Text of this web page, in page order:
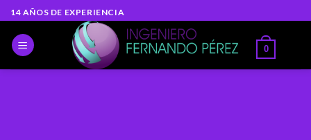
Skip
to
content
14 AÑOS DE EXPERIENCIA
0